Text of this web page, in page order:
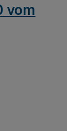
vom